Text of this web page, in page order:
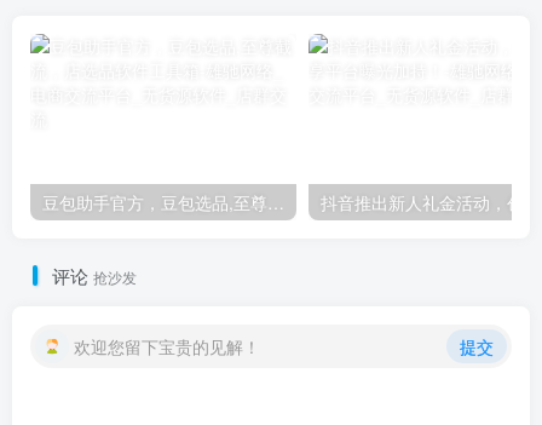
豆包助手官方，豆包选品,至尊截流，店选品软件工具箱
评论 抢沙发
欢迎您留下宝贵的见解！ 提交